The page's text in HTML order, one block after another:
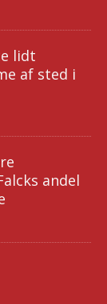
lidt
af sted i
andel